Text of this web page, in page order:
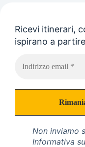
Ricevi itinerari,
ispirano a
Non inviamo
Informativa